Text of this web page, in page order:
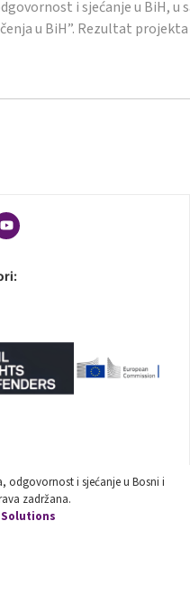
i sjećanje u BiH,
u BiH”. Rezultat
odgovornost i sjećanje u Bosni i
zadržana.